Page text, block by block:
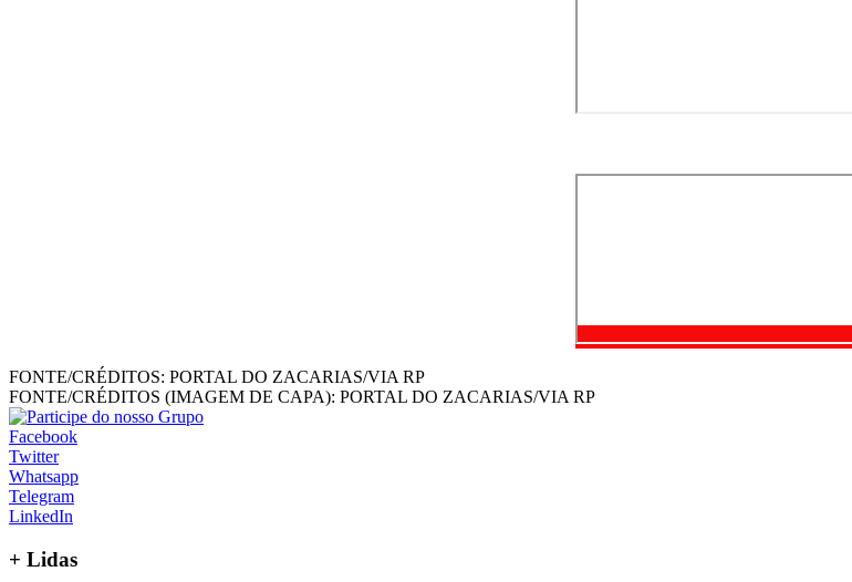
FONTE/CRÉDITOS: PORTAL DO ZACARIAS/VIA RP
FONTE/CRÉDITOS (IMAGEM DE CAPA): PORTAL DO ZACARIAS/VIA RP
Facebook
Twitter
Whatsapp
Telegram
LinkedIn
+ Lidas